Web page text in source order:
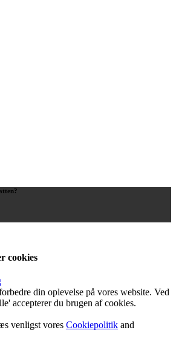
cookies
din oplevelse på vores website. Ved
accepterer du brugen af cookies.
venligst vores Cookiepolitik and